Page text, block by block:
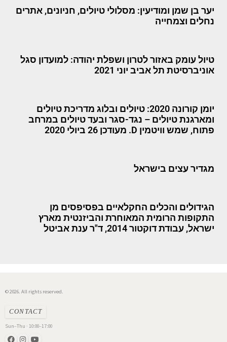
יער בן שמן ומודיעין: מסלולי טיולים, חניונים, אתרים
נחלים וצמחייה
טיול עומק באזור לטרון ושפלת יהודה: למועדון סגל
אוניברסיטת תל אביב יוני 2021
יומן קורונה 2020: טיולים ובלוג מדריכת טיולים
ומארגנת טיולים – נגד-סגר ובעד טיולים במרחב
פתוח, שמש וויטמין D. מעודכן 26 ביולי 2020
מגדיר עצים בישראל
הגידולים והכלים החקלאיים בפסיפסים מן
התקופות הרומית המאוחרת והביזנטית מארץ
ישראל, עבודת דוקטור 2014, ד"ר ענת אביטל
© 2026. All rights reserved.
CONTACT
Sun–Thu · 10:00–17:00